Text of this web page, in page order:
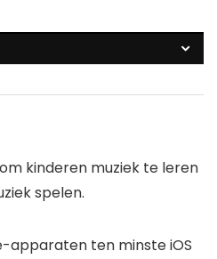
kinderen muziek te leren
spelen.
apparaten ten minste iOS